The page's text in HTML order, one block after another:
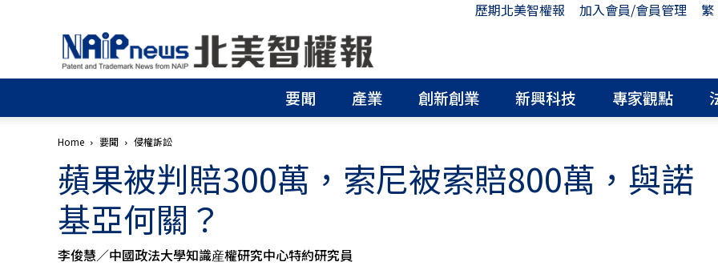
歷期北美智權報 加入會員/會員管理
繁
北
美
智
權
│
申
請
│
申
要聞 產業 創新創業 新興科技 專家觀點
Home 要聞 侵權訴訟
蘋果被判賠300萬，索尼被索賠800萬，與諾
基亞何關？
李俊慧／中國政法大學知識産權研究中心特約研究員